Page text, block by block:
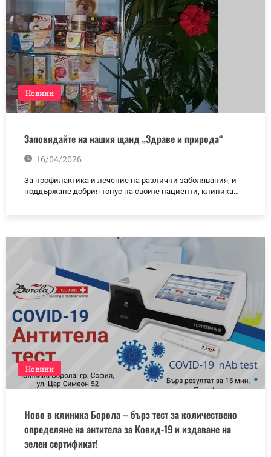
Новини
Заповядайте на нашия щанд „Здраве и природа“
16/04/2026
За профилактика и лечение на различни заболявания, и
поддържане добрия тонус на своите пациенти, клиника…
Новини
Ново в клиника Борола – бърз тест за количествено
определяне на антитела за Ковид-19 и издаване на
зелен сертификат!